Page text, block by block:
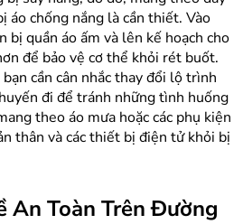
áo chống nắng là cần thiết. Vào
bị quần áo ấm và lên kế hoạch cho
để bảo vệ cơ thể khỏi rét buốt.
cần cân nhắc thay đổi lộ trình
đi để tránh những tình huống
theo áo mưa hoặc các phụ kiện
thân và các thiết bị điện tử khỏi bị
An Toàn Trên Đường